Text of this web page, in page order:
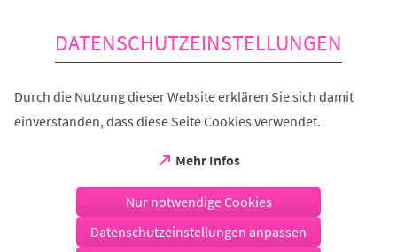
DATENSCHUTZEINSTELLUNGEN
Durch die Nutzung dieser Website erklären Sie sich damit
einverstanden, dass diese Seite Cookies verwendet.
Mehr Infos
(Öffnet
einem
neuen
Tab)
Nur notwendige Cookies
Datenschutzeinstellungen anpassen